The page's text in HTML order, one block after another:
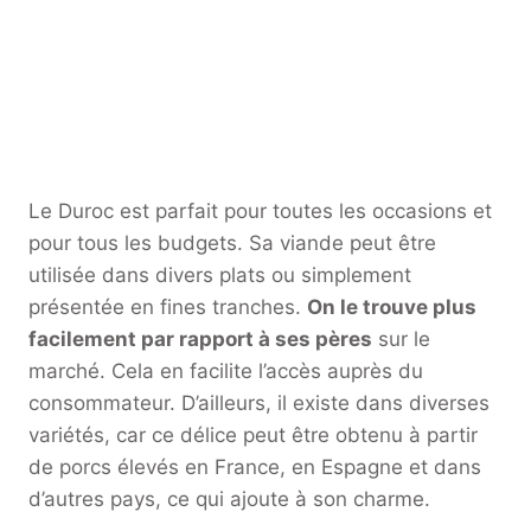
Le Duroc est parfait pour toutes les occasions et
pour tous les budgets. Sa viande peut être
utilisée dans divers plats ou simplement
présentée en fines tranches. On le trouve plus
facilement par rapport à ses pères sur le
marché. Cela en facilite l’accès auprès du
consommateur. D’ailleurs, il existe dans diverses
variétés, car ce délice peut être obtenu à partir
de porcs élevés en France, en Espagne et dans
d’autres pays, ce qui ajoute à son charme.